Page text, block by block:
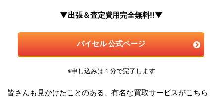
▼出張＆査定費用完全無料!!▼
バイセル 公式ページ
※申し込みは１分で完了します
皆さんも見かけたことのある、有名な買取サービスがこちら